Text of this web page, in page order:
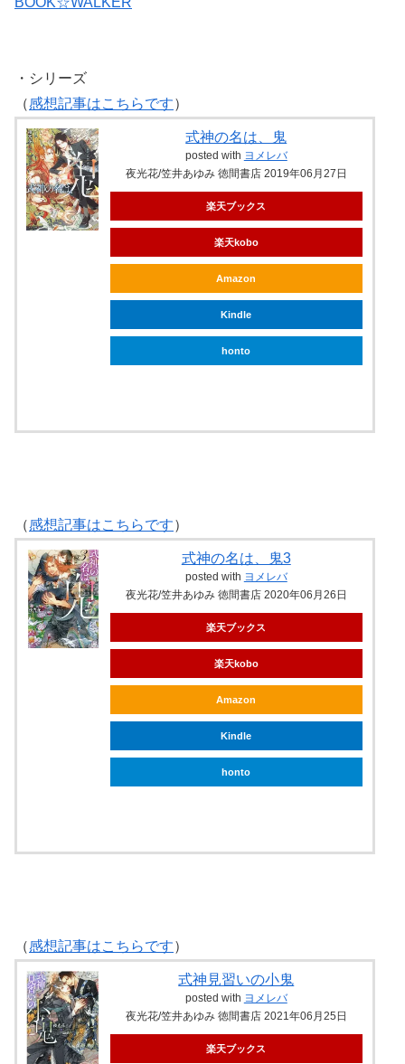
・シリーズ
（感想記事はこちらです）
式神の名は、鬼
posted with ヨメレバ
夜光花/笠井あゆみ 徳間書店 2019年06月27日
楽天ブックス
楽天kobo
Amazon
Kindle
honto
（感想記事はこちらです）
式神の名は、鬼3
posted with ヨメレバ
夜光花/笠井あゆみ 徳間書店 2020年06月26日
楽天ブックス
楽天kobo
Amazon
Kindle
honto
（感想記事はこちらです）
式神見習いの小鬼
posted with ヨメレバ
夜光花/笠井あゆみ 徳間書店 2021年06月25日
楽天ブックス